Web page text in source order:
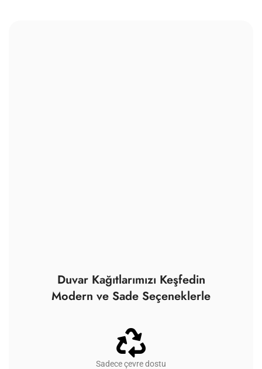
Duvar Kağıtlarımızı Keşfedin
Modern ve Sade Seçeneklerle
Sadece çevre dostu